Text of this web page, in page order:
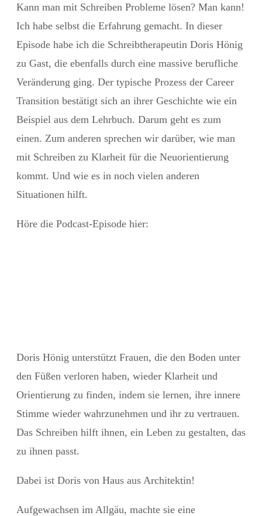
Kann man mit Schreiben Probleme lösen? Man kann!
Ich habe selbst die Erfahrung gemacht. In dieser
Episode habe ich die Schreibtherapeutin Doris Hönig
zu Gast, die ebenfalls durch eine massive berufliche
Veränderung ging. Der typische Prozess der Career
Transition bestätigt sich an ihrer Geschichte wie ein
Beispiel aus dem Lehrbuch. Darum geht es zum
einen. Zum anderen sprechen wir darüber, wie man
mit Schreiben zu Klarheit für die Neuorientierung
kommt. Und wie es in noch vielen anderen
Situationen hilft.
Höre die Podcast-Episode hier:
Doris Hönig unterstützt Frauen, die den Boden unter
den Füßen verloren haben, wieder Klarheit und
Orientierung zu finden, indem sie lernen, ihre innere
Stimme wieder wahrzunehmen und ihr zu vertrauen.
Das Schreiben hilft ihnen, ein Leben zu gestalten, das
zu ihnen passt.
Dabei ist Doris von Haus aus Architektin!
Aufgewachsen im Allgäu, machte sie eine